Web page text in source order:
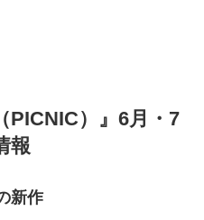
）』6月・7
報
新作